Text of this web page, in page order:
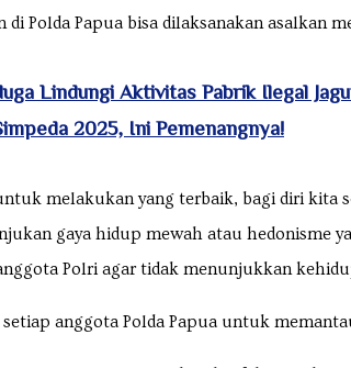
Polda Papua bisa dilaksanakan
Lindungi Aktivitas Pabrik Ilegal
2025, Ini Pemenangnya!
melakukan yang terbaik, bagi diri kita
gaya hidup mewah atau hedonisme
Polri agar tidak menunjukkan
anggota Polda Papua untuk